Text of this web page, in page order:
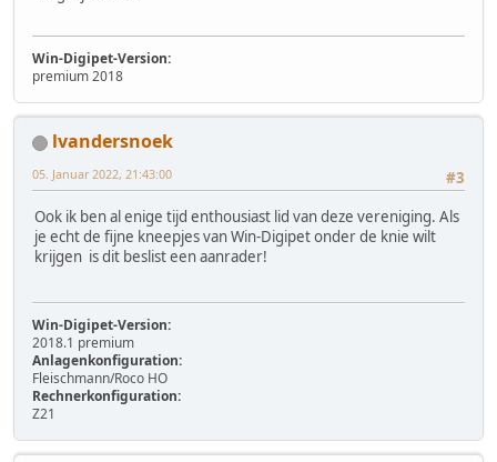
Win-Digipet-Version:
premium 2018
lvandersnoek
#3
05. Januar 2022, 21:43:00
Ook ik ben al enige tijd enthousiast lid van deze vereniging. Als
je echt de fijne kneepjes van Win-Digipet onder de knie wilt
krijgen is dit beslist een aanrader!
Win-Digipet-Version:
2018.1 premium
Anlagenkonfiguration:
Fleischmann/Roco HO
Rechnerkonfiguration:
Z21